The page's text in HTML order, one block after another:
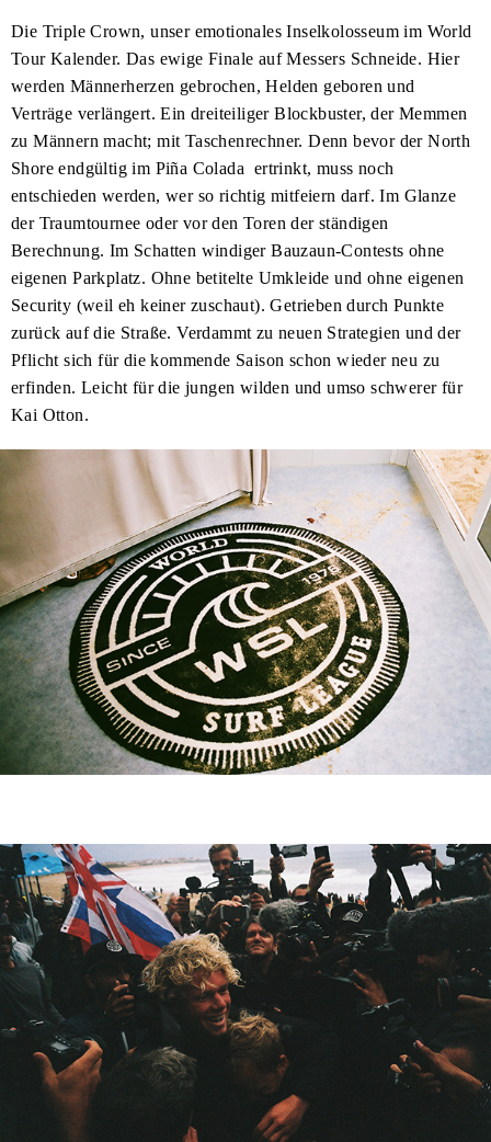
Die Triple Crown, unser emotionales Inselkolosseum im World
Tour Kalender. Das ewige Finale auf Messers Schneide. Hier
werden Männerherzen gebrochen, Helden geboren und
Verträge verlängert. Ein dreiteiliger Blockbuster, der Memmen
zu Männern macht; mit Taschenrechner. Denn bevor der North
Shore endgültig im Piña Colada ertrinkt, muss noch
entschieden werden, wer so richtig mitfeiern darf. Im Glanze
der Traumtournee oder vor den Toren der ständigen
Berechnung. Im Schatten windiger Bauzaun-Contests ohne
eigenen Parkplatz. Ohne betitelte Umkleide und ohne eigenen
Security (weil eh keiner zuschaut). Getrieben durch Punkte
zurück auf die Straße. Verdammt zu neuen Strategien und der
Pflicht sich für die kommende Saison schon wieder neu zu
erfinden. Leicht für die jungen wilden und umso schwerer für
Kai Otton.